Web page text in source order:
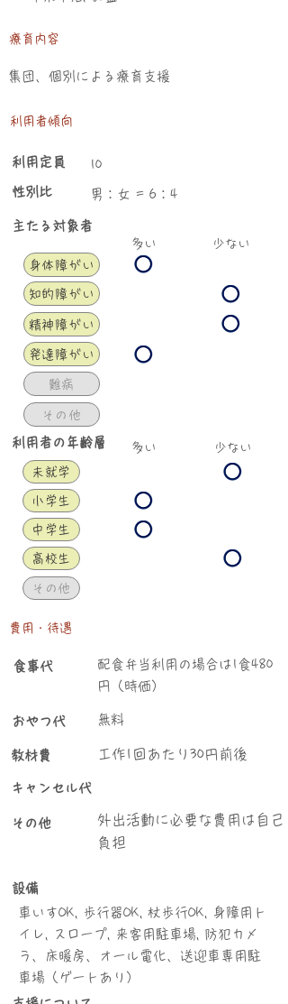
療育内容
集団、個別による療育支援
利用者傾向
​利用定員
性別比
10
男：女 = 6：4
​主たる対象者
身体障がい
知的障がい
精神障がい
発達障がい
難病
その他
​多い 少ない
​利用者の年齢層
未就学
小学生
中学生
高校生
その他
​多い 少ない
費用・待遇
食事代
配食弁当利用の場合は1食480
円（時価）
おやつ代 無料
教材費 工作1回あたり30円前後
キャンセル代
その他
外出活動に必要な費用は自己
負担
設備
車いすOK, 歩行器OK, 杖歩行OK, 身障用ト
イレ, スロープ, 来客用駐車場, 防犯カメ
ラ、床暖房、オール電化、送迎車専用駐
車場（ゲートあり）